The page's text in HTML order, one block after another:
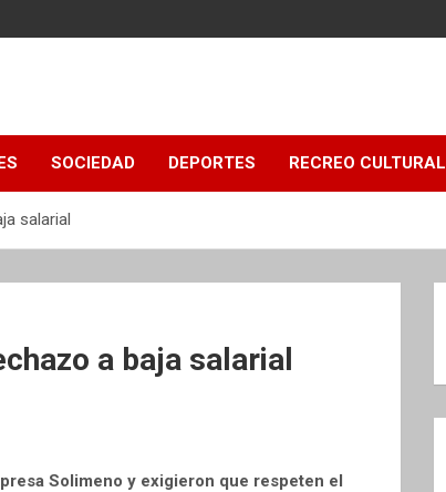
SOCIEDAD DEPORTES RECREO CULTURAL
salarial
a baja salarial
Solimeno y exigieron que respeten el